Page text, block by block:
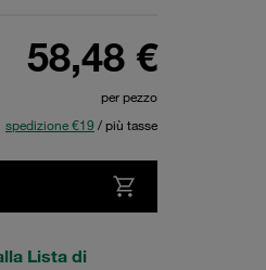
58,48 €
per pezzo
spedizione €19 / più tasse
Lista di